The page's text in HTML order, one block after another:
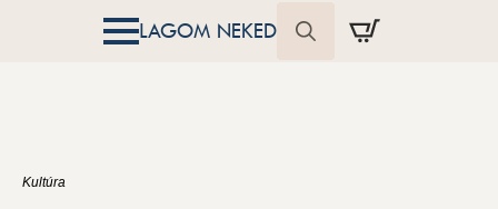
LAGOM NEKED
Kultúra